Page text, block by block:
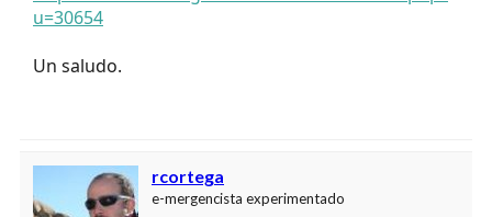
u=30654
Un saludo.
rcortega
e-mergencista experimentado